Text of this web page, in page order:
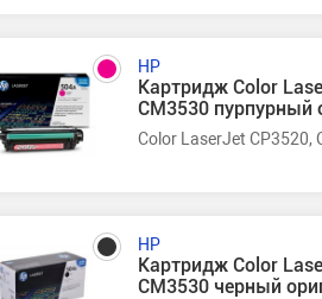
HP
Картридж Color
CM3530 пурпурный
Color LaserJet CP3520,
HP
Картридж Color
CM3530 черный